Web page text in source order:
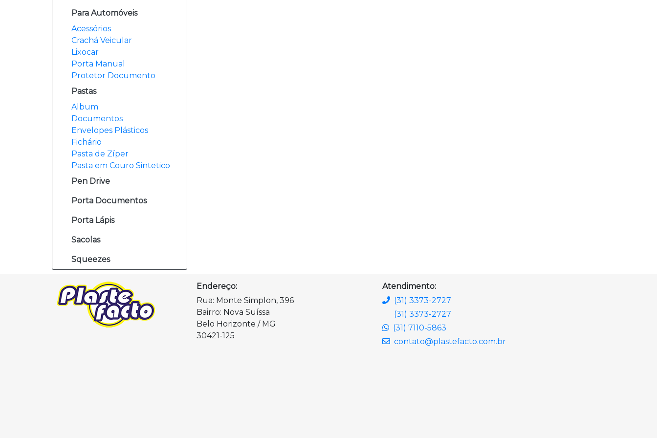
Para Automóveis
Acessórios
Crachá Veicular
Lixocar
Porta Manual
Protetor Documento
Pastas
Album
Documentos
Envelopes Plásticos
Fichário
Pasta de Zíper
Pasta em Couro Sintetico
Pen Drive
Porta Documentos
Porta Lápis
Sacolas
Squeezes
Endereço:
Rua: Monte Simplon, 396
Bairro: Nova Suíssa
Belo Horizonte / MG
30421-125
Atendimento:
(31) 3373-2727
(31) 3373-2727
(31) 7110-5863
contato@plastefacto.com.br